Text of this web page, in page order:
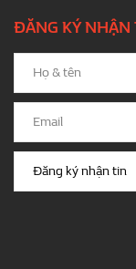
ĐĂNG KÝ NHẬN